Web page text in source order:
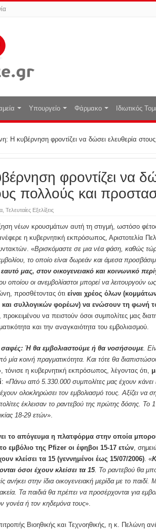
Υπουργείο Φάρμακο Ιδιωτικός
Η κυβέρνηση φροντίζει να δώσει ελευθερία
φροντίζει να
πολλούς και
, Τελευταίες Εξελίξεις
νέων κρουσμάτων αυτή τη στιγμή, ωστόσο
η κυβερνητική εκπρόσωπος, Αριστοτελία
«Βρισκόμαστε σε μια νέα φάση, καθώς
το οποίο είναι δωρεάν και άμεσα
μας, στον οικογενειακό και κοινωνικό
οποίου οι ανεμβολίαστοι μπορεί να λειτουργούν
προσθέτοντας ότι είναι χρέος όλων
και συλλογικών φορέων) να ενώσουν τη φωνή
, προκειμένου να πειστούν όσοι συμπολίτες μας
και την αναγκαιότητα του εμβολιασμού.
σαφές: Ή θα εμβολιαστούμε ή θα νοσήσουμε.
κοινή πραγματικότητα. Και τότε θα
τόνισε η κυβερνητική εκπρόσωπος, λέγοντας ότι,
: «Πάνω από 5.330.000 συμπολίτες μας έχουν κάνει
ολοκληρώσει τον εμβολιασμό τους. Αξίζει να
έκλεισαν το ραντεβού της πρώτης δόσης. Το
18-29 ετών».
το απόγευμα η πλατφόρμα στην οποία
εμβόλιο της Pfizer οι έφηβοι 15-17 ετών,
κλείσει τα 15 (γεννημένοι έως 15/07/2006). «
όσοι έχουν κλείσει τα 15. Το ραντεβού θα
ανήκει στην ίδια οικογενειακή μερίδα με το παιδί.
Τα παιδιά θα πρέπει να προσέρχονται για
γονέα ή τον κηδεμόνα τους».
Βιοηθικής και Τεχνοηθικής, η κ. Πελώνη